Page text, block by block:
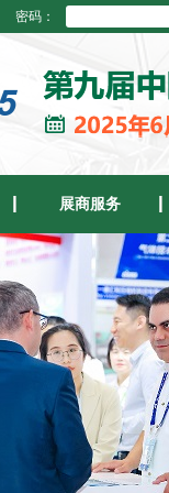
密码：
展商服务